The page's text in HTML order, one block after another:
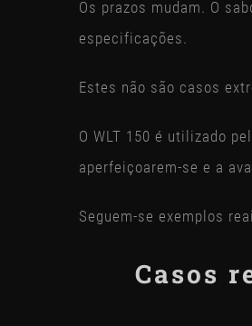
Os prazos mudam. O
especificações.
Estes não são casos
O WLT 150 é utilizado
aperfeiçoarem-se e a
Seguem-se exemplos
Casos